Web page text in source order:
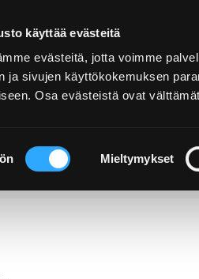
käyttää evästeitä
evästeitä, jotta voimme
ja sivujen käyttökokemuksen
Osa evästeistä ovat
Mieltymykset